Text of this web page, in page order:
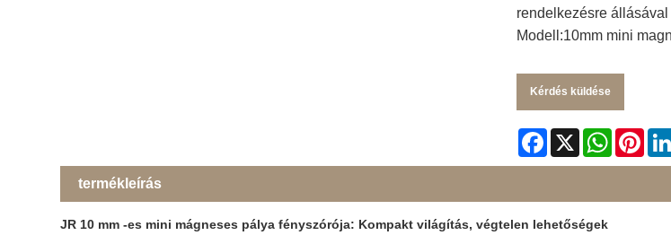
rendelkezésre
Modell:10mm mini
Kérdés küldése
Facebook
X
termékleírás
JR 10 mm -es mini mágneses pálya fényszórója: Kompakt világítás, végtelen lehetőségek